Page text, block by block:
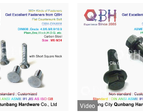
Video